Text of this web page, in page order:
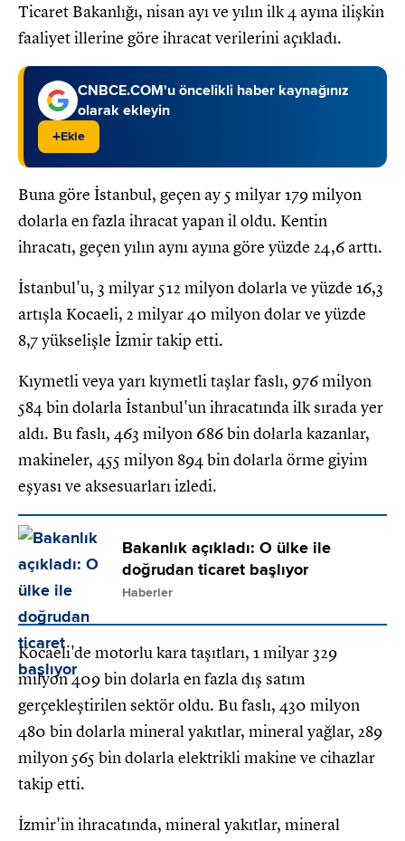
Ticaret Bakanlığı, nisan ayı ve yılın ilk 4 ayına ilişkin
faaliyet illerine göre ihracat verilerini açıkladı.
CNBCE.COM'u öncelikli haber kaynağınız
olarak ekleyin
+Ekle
Buna göre İstanbul, geçen ay 5 milyar 179 milyon
dolarla en fazla ihracat yapan il oldu. Kentin
ihracatı, geçen yılın aynı ayına göre yüzde 24,6 arttı.
İstanbul'u, 3 milyar 512 milyon dolarla ve yüzde 16,3
artışla Kocaeli, 2 milyar 40 milyon dolar ve yüzde
8,7 yükselişle İzmir takip etti.
Kıymetli veya yarı kıymetli taşlar faslı, 976 milyon
584 bin dolarla İstanbul'un ihracatında ilk sırada yer
aldı. Bu faslı, 463 milyon 686 bin dolarla kazanlar,
makineler, 455 milyon 894 bin dolarla örme giyim
eşyası ve aksesuarları izledi.
Bakanlık açıkladı: O ülke ile
doğrudan ticaret başlıyor
Haberler
Kocaeli'de motorlu kara taşıtları, 1 milyar 329
milyon 409 bin dolarla en fazla dış satım
gerçekleştirilen sektör oldu. Bu faslı, 430 milyon
480 bin dolarla mineral yakıtlar, mineral yağlar, 289
milyon 565 bin dolarla elektrikli makine ve cihazlar
takip etti.
İzmir'in ihracatında, mineral yakıtlar, mineral